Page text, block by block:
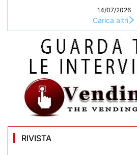
14/07/2026
Carica altri
RIVISTA